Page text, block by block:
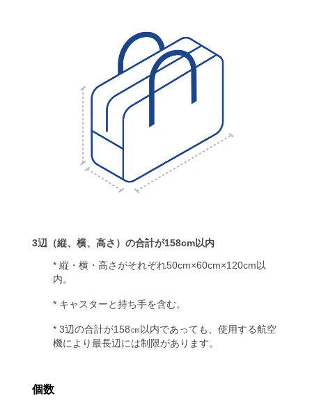
3辺（縦、横、高さ）の合計が158cm以内
* 縦・横・高さがそれぞれ50cm×60cm×120cm以
内。
* キャスターと持ち手を含む。
* 3辺の合計が158㎝以内であっても、使用する航空
機により最長辺には制限があります。
個数